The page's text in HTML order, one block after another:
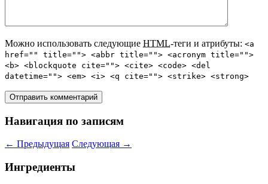
Можно использовать следующие HTML-теги и атрибуты: <a
href="" title=""> <abbr title=""> <acronym title="">
<b> <blockquote cite=""> <cite> <code> <del
datetime=""> <em> <i> <q cite=""> <strike> <strong>
Навигация по записям
← Предыдущая Следующая →
Ингредиенты